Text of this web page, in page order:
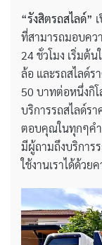
“รังสิตรถสไลด์”
ที่สามารถมอบคว
24 ชั่วโมง เริ่มต้
ล้อ และรถสไลด์ร
50 บาทต่อหนึ่งกิโ
บริการรถสไลด์ร
ตอบคุณในทุกๆคำ
มีผู้ถามถึงบริการ
ใช้งานเราได้ด้ว